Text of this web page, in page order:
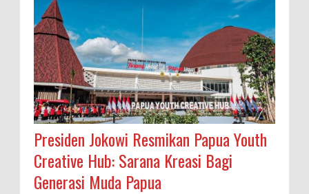
Presiden Jokowi Resmikan Papua Youth
Creative Hub: Sarana Kreasi Bagi
Generasi Muda Papua